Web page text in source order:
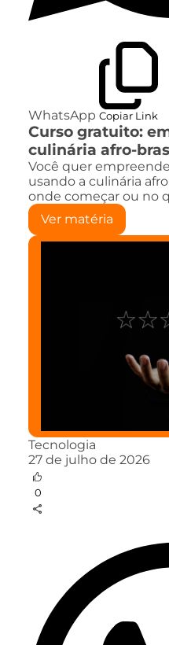
WhatsApp Copiar Link
Curso gratuito:
culinária afro-
Você quer
usando a culinária
onde começar ou no
Ver matéria
Tecnologia
27 de julho de 2026
0